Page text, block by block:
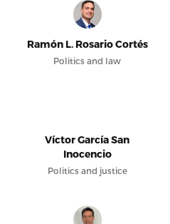
Ramón L. Rosario Cortés
Politics and law
Víctor García San
Inocencio
Politics and justice